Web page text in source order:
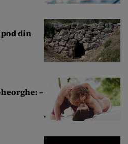
pod din
–